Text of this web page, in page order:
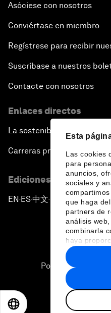
Esta
Las cookies
para
anuncios,
sociales y
que haga
partners de
análisis
combinarla
haya
recopilado a
hecho de
Asóciese con nosotros
Conviértase en miembro
Regístrese para recibir
Suscríbase a nuestros
Contacte con nosotros
Enlaces directos
La sostenibilidad en el Foro
Carreras profesionales
Ediciones en otros
EN ▪ES▪中文▪ 日本語
Política de
2026 Foro